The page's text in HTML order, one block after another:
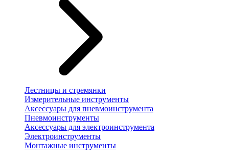
Лестницы и стремянки
Измерительные инструменты
Аксессуары для пневмоинструмента
Пневмоинструменты
Аксессуары для электроинструмента
Электроинструменты
Монтажные инструменты